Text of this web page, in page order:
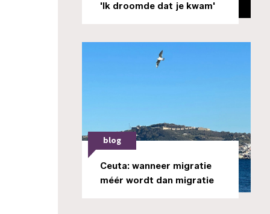
'Ik droomde dat je kwam'
blog
Ceuta: wanneer migratie
méér wordt dan migratie